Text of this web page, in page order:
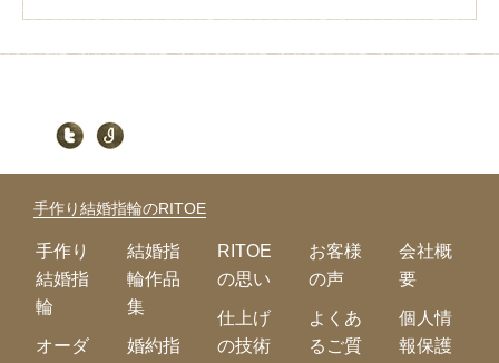
手作り結婚指輪のRITOE
手作り
結婚指
輪
オーダ
結婚指
輪作品
集
婚約指
RITOE
の思い
仕上げ
の技術
お客様
の声
よくあ
るご質
会社概
要
個人情
報保護